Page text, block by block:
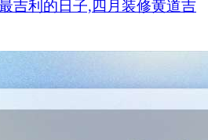
吉利的日子,四月装修黄道吉